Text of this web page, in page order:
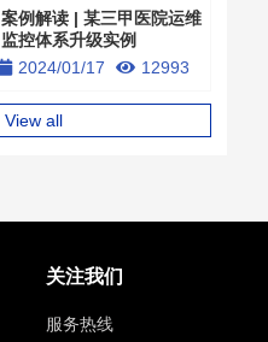
案例解读 | 某三甲医院运维
监控体系升级实例
2024/01/17
12993
View all
关注我们
服务热线